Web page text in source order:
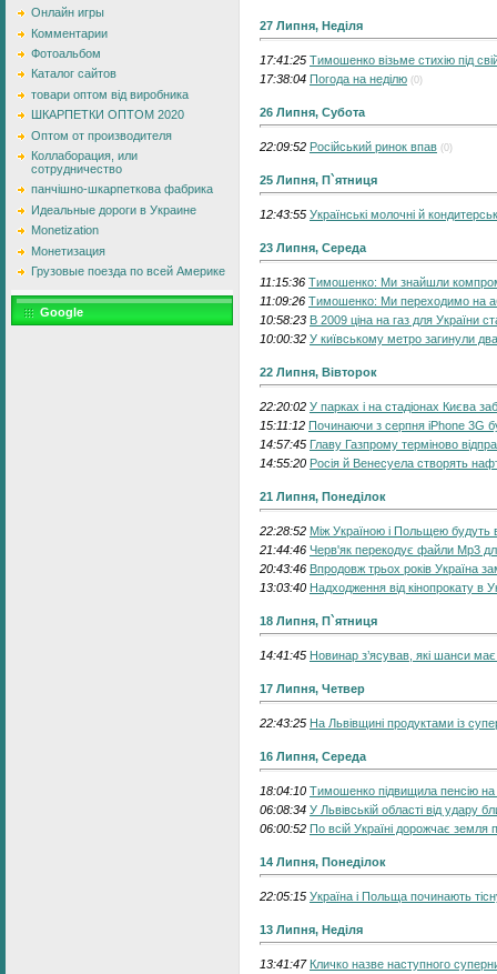
Онлайн игры
Комментарии
Фотоальбом
Каталог сайтов
товари оптом від виробника
ШКАРПЕТКИ ОПТОМ 2020
Оптом от производителя
Коллаборация, или
сотрудничество
панчішно-шкарпеткова фабрика
Идеальные дороги в Украине
Monetization
Монетизация
Грузовые поезда по всей Америке
Google
27 Липня, Неділя
17:41:25 Тимошенко візьме стихію під
17:38:04 Погода на неділю (0)
26 Липня, Субота
22:09:52 Російський ринок впав (0)
25 Липня, П`ятниця
12:43:55 Українські молочні й
23 Липня, Середа
11:15:36 Тимошенко: Ми знайшли
11:09:26 Тимошенко: Ми переходимо на
10:58:23 В 2009 ціна на газ для України
10:00:32 У київському метро загинули
22 Липня, Вівторок
22:20:02 У парках і на стадіонах Києва
15:11:12 Починаючи з серпня іPhone 3G
14:57:45 Главу Газпрому терміново
14:55:20 Росія й Венесуела створять
21 Липня, Понеділок
22:28:52 Між Україною і Польщею будуть
21:44:46 Черв'як перекодує файли Mp3
20:43:46 Впродовж трьох років Україна
13:03:40 Надходження від кінопрокату в
18 Липня, П`ятниця
14:41:45 Новинар з’ясував, які шанси
17 Липня, Четвер
22:43:25 На Львівщині продуктами із
16 Липня, Середа
18:04:10 Тимошенко підвищила пенсію на
06:08:34 У Львівській області від удару
06:00:52 По всій Україні дорожчає земля
14 Липня, Понеділок
22:05:15 Україна і Польща починають
13 Липня, Неділя
13:41:47 Кличко назве наступного